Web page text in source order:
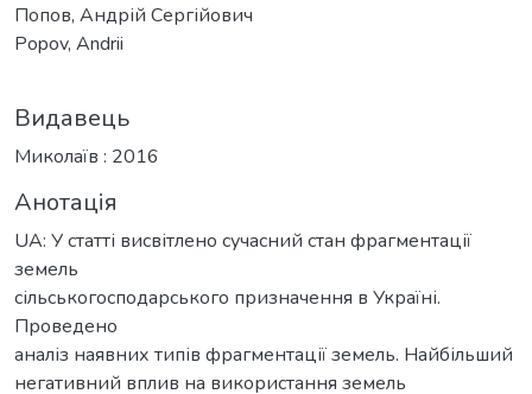
Попов, Андрій Сергійович
Popov, Andrii
Видавець
Миколаїв : 2016
Анотація
UA: У статті висвітлено сучасний стан фрагментації
земель
сільськогосподарського призначення в Україні.
Проведено
аналіз наявних типів фрагментації земель. Найбільший
негативний вплив на використання земель